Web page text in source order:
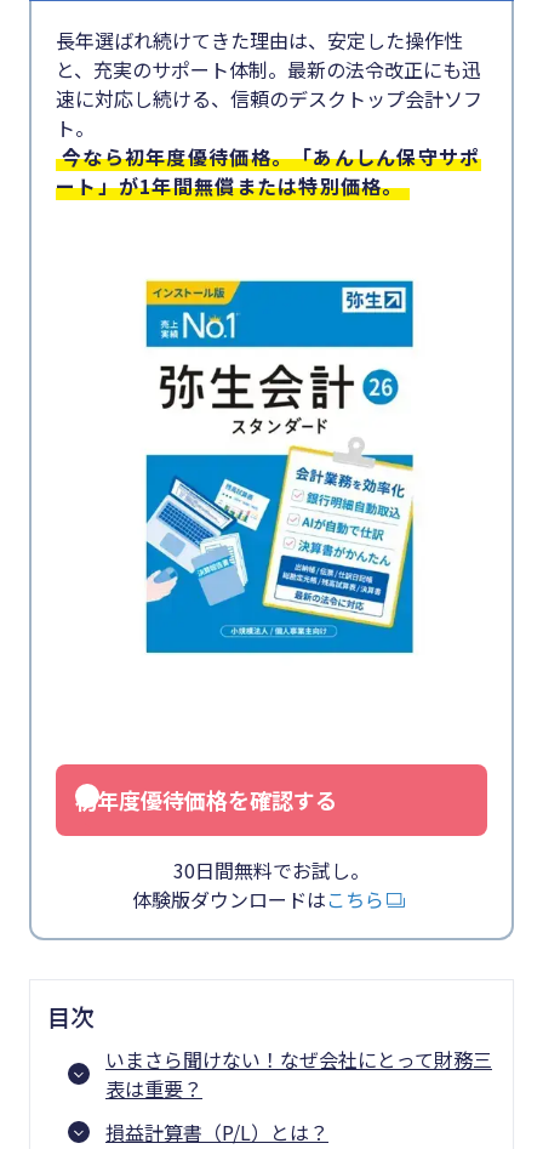
長年選ばれ続けてきた理由は、安定した操作性
と、充実のサポート体制。最新の法令改正にも迅
速に対応し続ける、信頼のデスクトップ会計ソフ
ト。
今なら初年度優待価格。「あんしん保守サポ
ート」が1年間無償または特別価格。
初年度優待価格を確認する
30日間無料でお試し。
体験版ダウンロードはこちら
目次
いまさら聞けない！なぜ会社にとって財務三
表は重要？
損益計算書（P/L）とは？